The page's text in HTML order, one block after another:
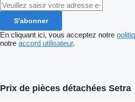
S'abonner
En cliquant ici, vous acceptez notre
notre accord utilisateur.
Prix de pièces détachées Setra